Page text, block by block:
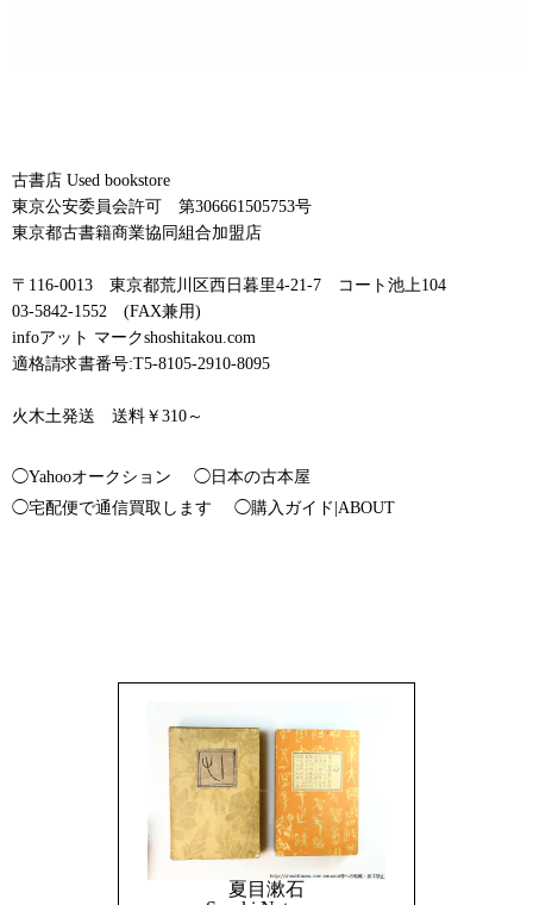
古書店 Used bookstore
東京公安委員会許可 第306661505753号
東京都古書籍商業協同組合加盟店
〒116-0013 東京都荒川区西日暮里4-21-7 コート池上104
03-5842-1552 (FAX兼用)
infoアット マークshoshitakou.com
適格請求書番号:T5-8105-2910-8095
火木土発送 送料￥310～
◯Yahooオークション
◯日本の古本屋
◯宅配便で通信買取します
◯購入ガイド|ABOUT
夏目漱石